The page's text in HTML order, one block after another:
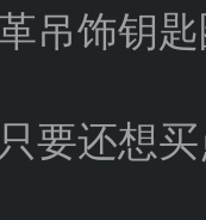
吊饰钥
要还想